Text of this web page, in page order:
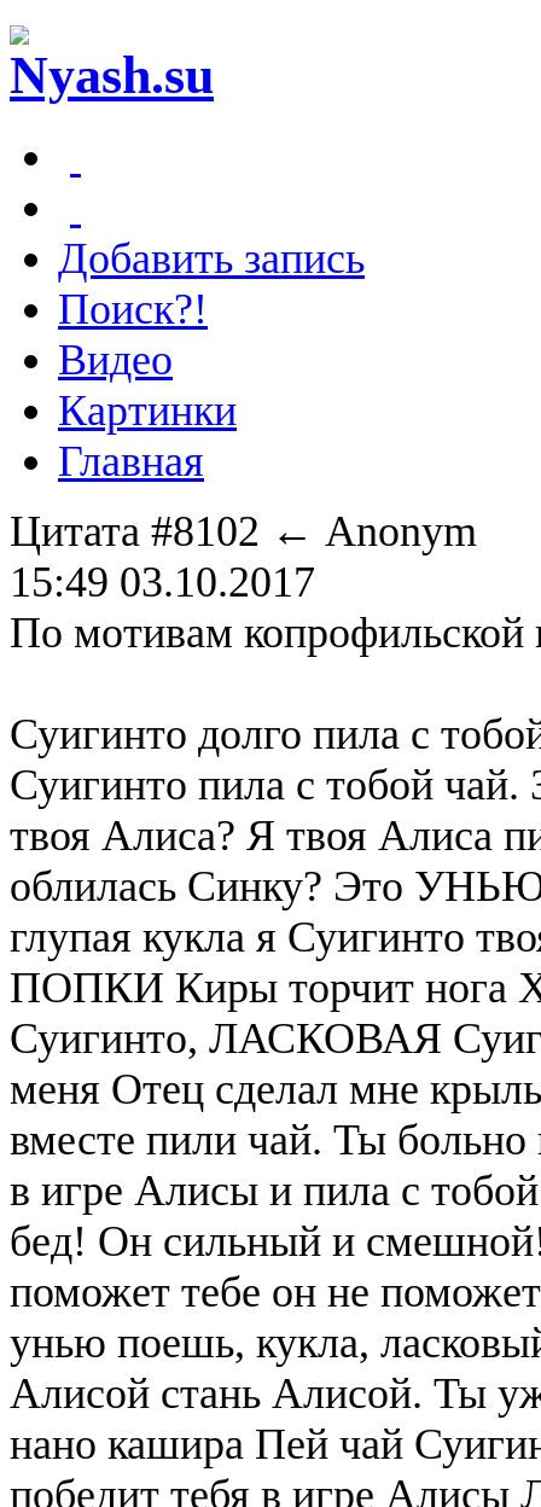
Добавить запись
Поиск?!
Видео
Картинки
Главная
Цитата #8102 ← Anonym
15:49 03.10.2017
По мотивам копрофильской
Суигинто долго пила с
Суигинто пила с тобой
твоя Алиса? Я твоя Алиса
облилась Синку? Это
глупая кукла я Суигинто
ПОПКИ Киры торчит нога
Суигинто, ЛАСКОВАЯ
меня Отец сделал мне
вместе пили чай. Ты больно
в игре Алисы и пила с
бед! Он сильный и
поможет тебе он не
унью поешь, кукла,
Алисой стань Алисой. Ты
нано кашира Пей чай
победит тебя в игре